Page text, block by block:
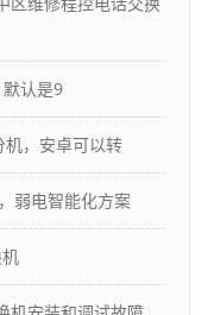
认是9
机，安卓可以转
弱电智能化方案